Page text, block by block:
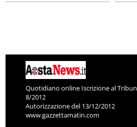
Quotidiano online Iscrizione al
8/2012
Autorizzazione del 13/12/2012
www.gazzettamatin.com